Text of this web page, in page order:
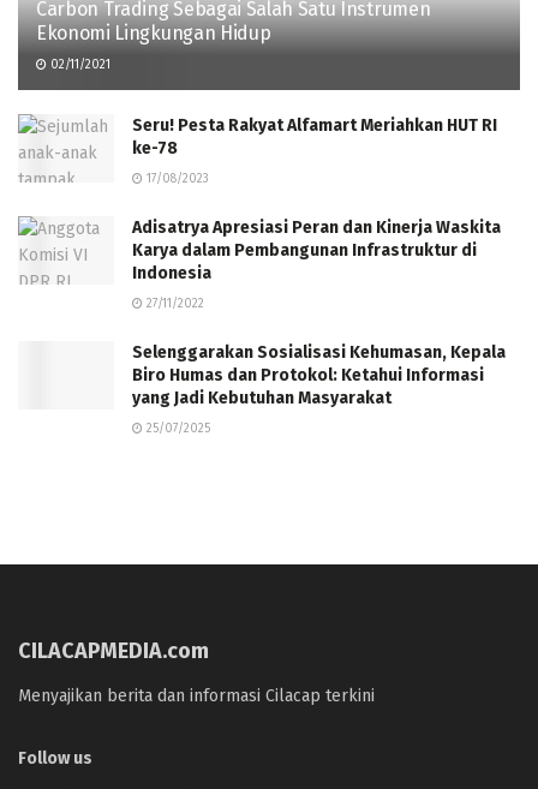
Carbon Trading Sebagai Salah Satu Instrumen
Ekonomi Lingkungan Hidup
02/11/2021
Seru! Pesta Rakyat Alfamart Meriahkan HUT RI
ke-78
17/08/2023
Adisatrya Apresiasi Peran dan Kinerja Waskita
Karya dalam Pembangunan Infrastruktur di
Indonesia
27/11/2022
Selenggarakan Sosialisasi Kehumasan, Kepala
Biro Humas dan Protokol: Ketahui Informasi
yang Jadi Kebutuhan Masyarakat
25/07/2025
CILACAPMEDIA.com
Menyajikan berita dan informasi Cilacap terkini
Follow us